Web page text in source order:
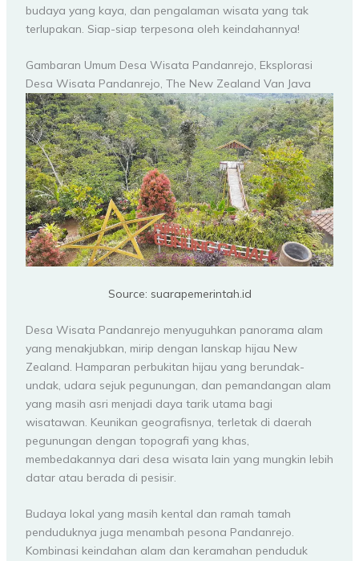
budaya yang kaya, dan pengalaman wisata yang tak
terlupakan. Siap-siap terpesona oleh keindahannya!
Gambaran Umum Desa Wisata Pandanrejo, Eksplorasi
Desa Wisata Pandanrejo, The New Zealand Van Java
Source: suarapemerintah.id
Desa Wisata Pandanrejo menyuguhkan panorama alam
yang menakjubkan, mirip dengan lanskap hijau New
Zealand. Hamparan perbukitan hijau yang berundak-
undak, udara sejuk pegunungan, dan pemandangan alam
yang masih asri menjadi daya tarik utama bagi
wisatawan. Keunikan geografisnya, terletak di daerah
pegunungan dengan topografi yang khas,
membedakannya dari desa wisata lain yang mungkin lebih
datar atau berada di pesisir.
Budaya lokal yang masih kental dan ramah tamah
penduduknya juga menambah pesona Pandanrejo.
Kombinasi keindahan alam dan keramahan penduduk